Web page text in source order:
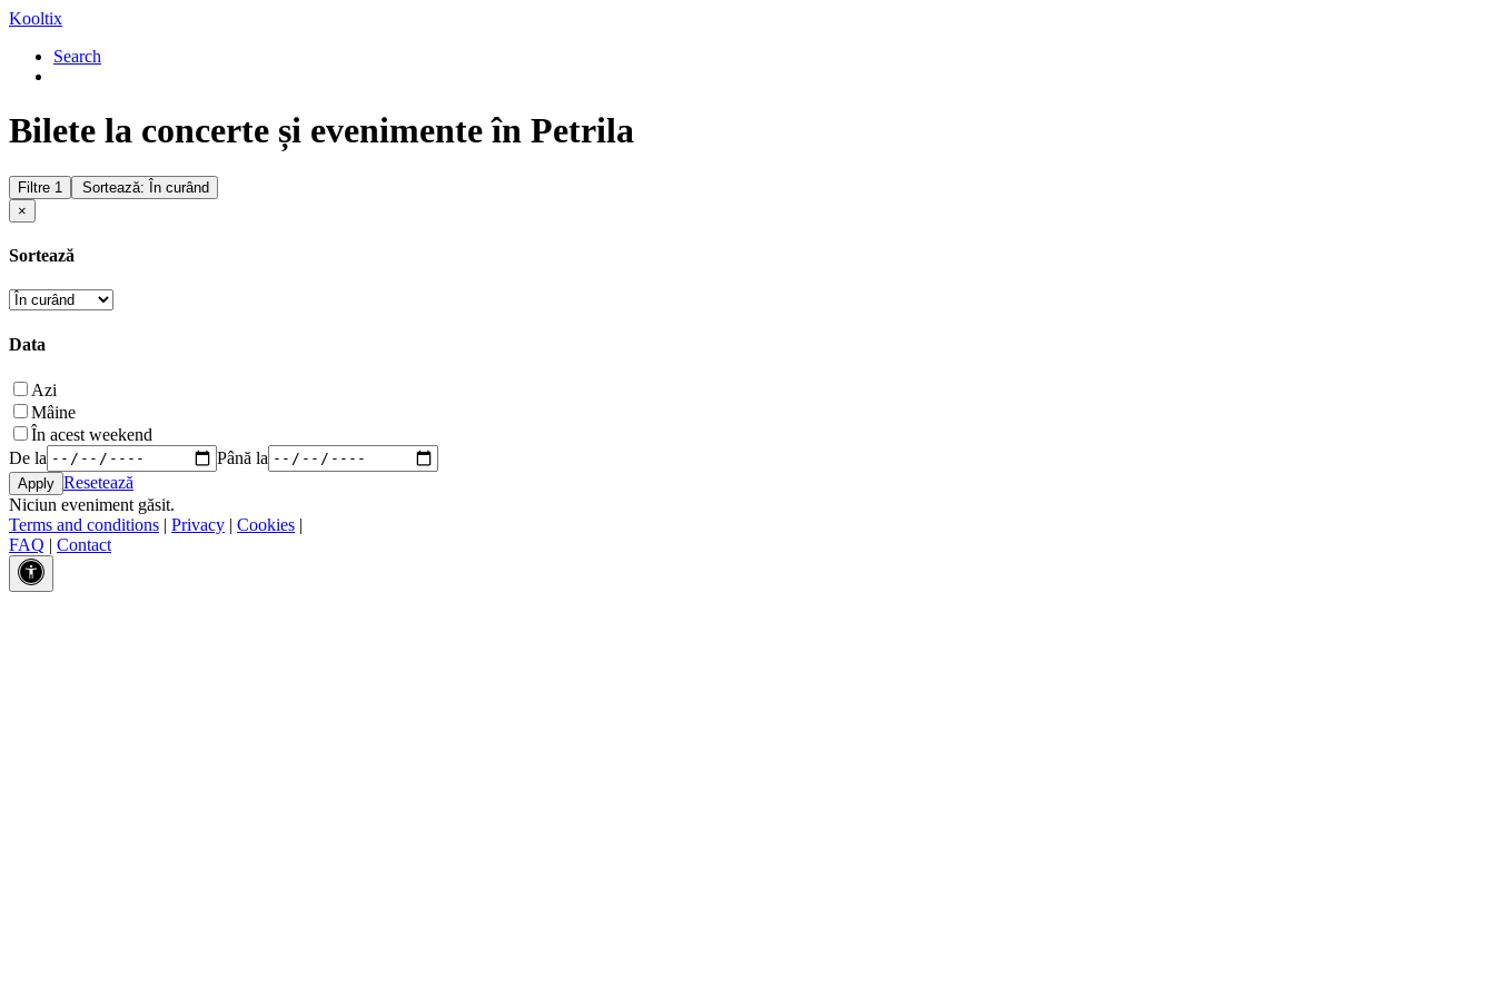
Kooltix
Search
Bilete la concerte și evenimente în Petrila
Filtre 1
Sortează: În curând
×
Sortează
Data
Azi
Mâine
În acest weekend
De la
Până la
Resetează
Niciun eveniment găsit.
Terms and conditions | Privacy | Cookies |
FAQ | Contact